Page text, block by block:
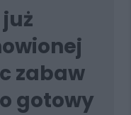
zabaw
gotowy